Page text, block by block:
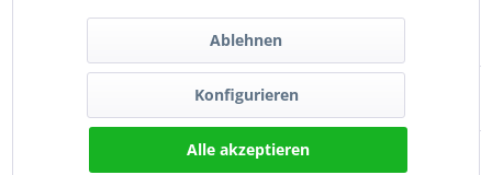
Bremslichtschalter M6x1
Luftfilter für Peugeot
Ablehnen
Konfigurieren
Alle akzeptieren